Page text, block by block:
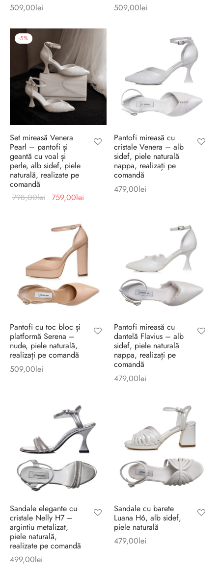
509,00lei
509,00lei
-5%
Set mireasă Venera
Pearl – pantofi și
geantă cu voal și
perle, alb sidef, piele
naturală, realizate pe
comandă
798,00lei Prețul
798,00lei.
759,00lei
759,00lei.
Pantofi mireasă cu
cristale Venera – alb
sidef, piele naturală
nappa, realizați pe
comandă
479,00lei
Pantofi cu toc bloc și
platformă Serena –
nude, piele naturală,
realizați pe comandă
509,00lei
Pantofi mireasă cu
dantelă Flavius – alb
sidef, piele naturală
nappa, realizați pe
comandă
479,00lei
Sandale elegante cu
cristale Nelly H7 –
argintiu metalizat,
piele naturală,
realizate pe comandă
499,00lei
Sandale cu barete
Luana H6, alb sidef,
piele naturală
479,00lei